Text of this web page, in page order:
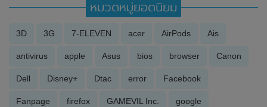
หมวดหมู่ยอดนิยม
3D 3G 7-ELEVEN acer AirPods Ais
antivirus apple Asus bios browser Canon
Dell Disney+ Dtac error Facebook
Fanpage firefox GAMEVIL Inc. google